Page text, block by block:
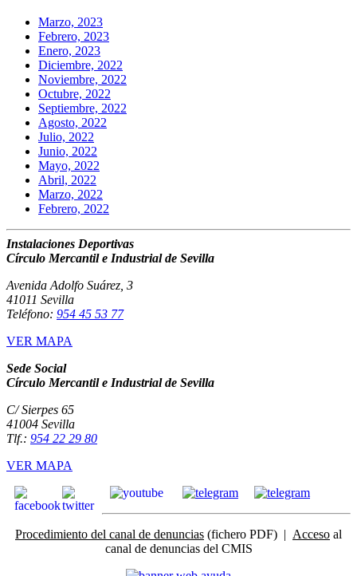
Marzo, 2023
Febrero, 2023
Enero, 2023
Diciembre, 2022
Noviembre, 2022
Octubre, 2022
Septiembre, 2022
Agosto, 2022
Julio, 2022
Junio, 2022
Mayo, 2022
Abril, 2022
Marzo, 2022
Febrero, 2022
Instalaciones Deportivas
Círculo Mercantil e Industrial de Sevilla
Avenida Adolfo Suárez, 3
41011 Sevilla
Teléfono: 954 45 53 77
VER MAPA
Sede Social
Círculo Mercantil e Industrial de Sevilla
C/ Sierpes 65
41004 Sevilla
Tlf.: 954 22 29 80
VER MAPA
Procedimiento del canal de denuncias (fichero PDF) | Acceso al
canal de denuncias del CMIS